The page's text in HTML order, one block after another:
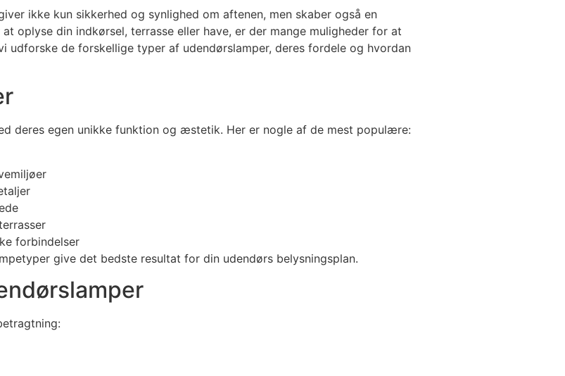
ikke kun sikkerhed og synlighed om aftenen, men skaber også en
oplyse din indkørsel, terrasse eller have, er der mange muligheder for at
udforske de forskellige typer af udendørslamper, deres fordele og hvordan
deres egen unikke funktion og æstetik. Her er nogle af de mest populære:
forbindelser
give det bedste resultat for din udendørs belysningsplan.